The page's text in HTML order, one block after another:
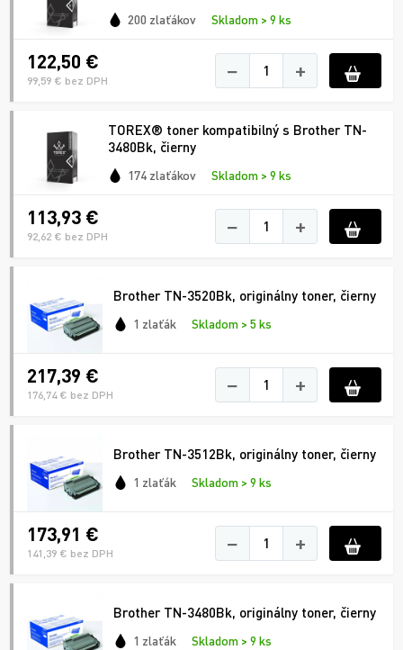
200 zlaťákov Skladom > 9 ks
122,50 €
99,59 € bez DPH − +
TOREX® toner kompatibilný s Brother TN-
3480Bk, čierny
174 zlaťákov Skladom > 9 ks
113,93 €
92,62 € bez DPH − +
Brother TN-3520Bk, originálny toner, čierny
1 zlaťák Skladom > 5 ks
217,39 €
176,74 € bez DPH − +
Brother TN-3512Bk, originálny toner, čierny
1 zlaťák Skladom > 9 ks
173,91 €
141,39 € bez DPH − +
Brother TN-3480Bk, originálny toner, čierny
1 zlaťák Skladom > 9 ks